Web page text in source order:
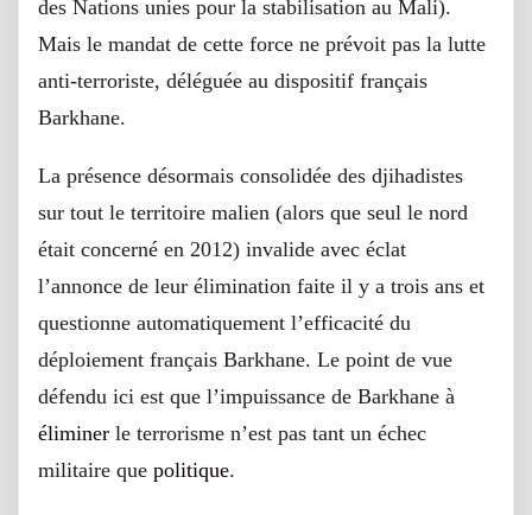
des Nations unies pour la stabilisation au Mali).
Mais le mandat de cette force ne prévoit pas la lutte
anti-terroriste, déléguée au dispositif français
Barkhane.
La présence désormais consolidée des djihadistes
sur tout le territoire malien (alors que seul le nord
était concerné en 2012) invalide avec éclat
l’annonce de leur élimination faite il y a trois ans et
questionne automatiquement l’efficacité du
déploiement français Barkhane. Le point de vue
défendu ici est que l’impuissance de Barkhane à
éliminer le terrorisme n’est pas tant un échec
militaire que politique.